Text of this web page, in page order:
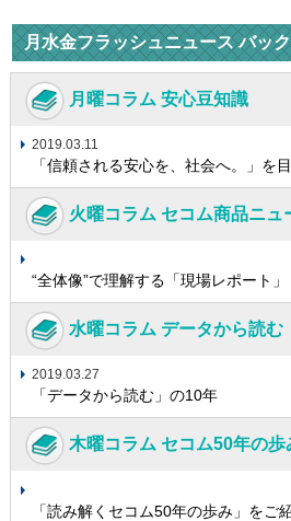
月水金フラッシュニュース バッ
月曜コラム 安心豆知識
2019.03.11
「信頼される安心を、社会へ。」を
火曜コラム セコム商品ニュ
“全体像”で理解する「現場レポート」
水曜コラム データから読む
2019.03.27
「データから読む」の10年
木曜コラム セコム50年の歩
「読み解くセコム50年の歩み」をご